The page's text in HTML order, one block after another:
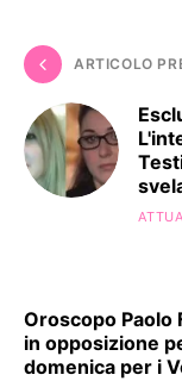
ARTICOLO
Oroscopo Paolo
in opposizione
domenica per i